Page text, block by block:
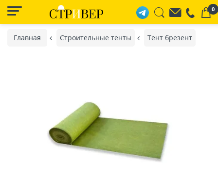
0
Главная Строительные тенты Тент брезент